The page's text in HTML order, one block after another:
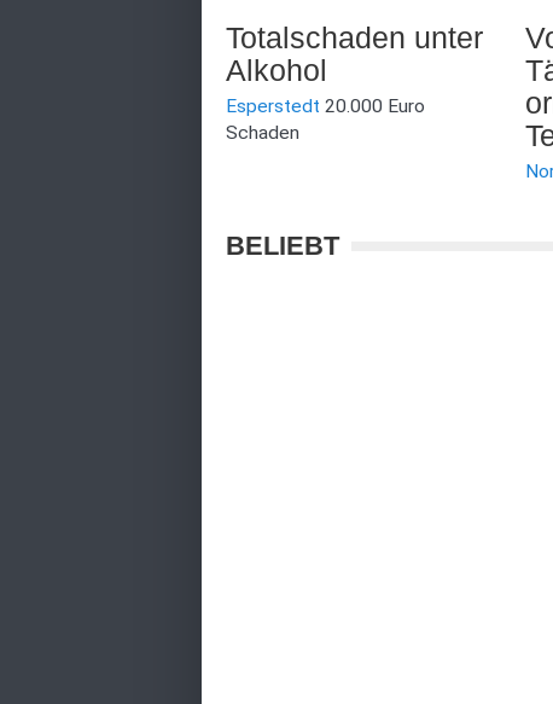
Totalschaden unter
Alkohol
Esperstedt 20.000 Euro
Schaden
BELIEBT